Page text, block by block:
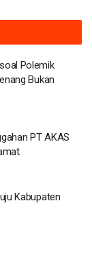
Polemik
Bukan
PT AKAS
Kabupaten